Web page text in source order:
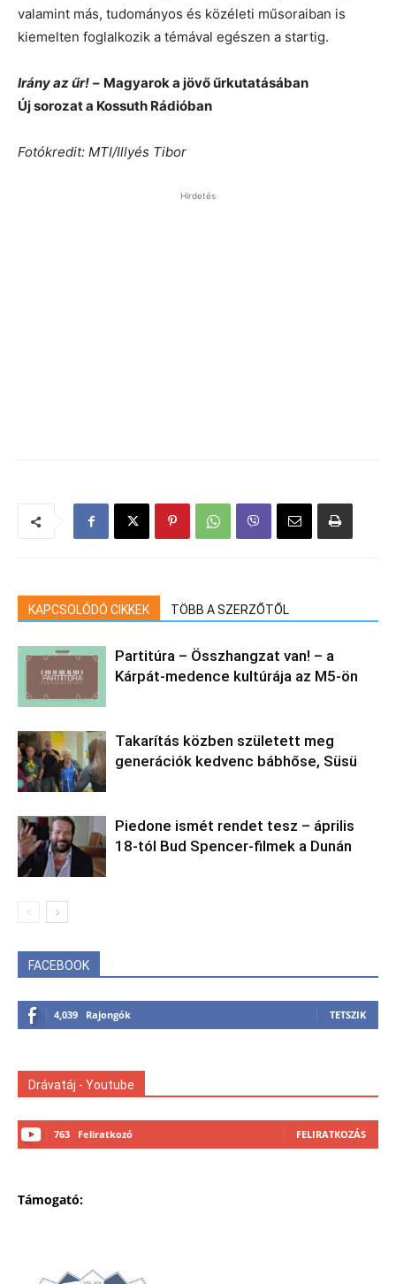
valamint más, tudományos és közéleti műsoraiban is
kiemelten foglalkozik a témával egészen a startig.
Irány az űr! – Magyarok a jövő űrkutatásában
Új sorozat a Kossuth Rádióban
Fotókredit: MTI/Illyés Tibor
Hirdetés
KAPCSOLÓDÓ CIKKEK TÖBB A SZERZŐTŐL
Partitúra – Összhangzat van! – a
Kárpát-medence kultúrája az M5-ön
Takarítás közben született meg
generációk kedvenc bábhőse, Süsü
Piedone ismét rendet tesz – április
18-tól Bud Spencer-filmek a Dunán
FACEBOOK
4,039 Rajongók TETSZIK
Drávatáj - Youtube
763 Feliratkozó FELIRATKOZÁS
Támogató: